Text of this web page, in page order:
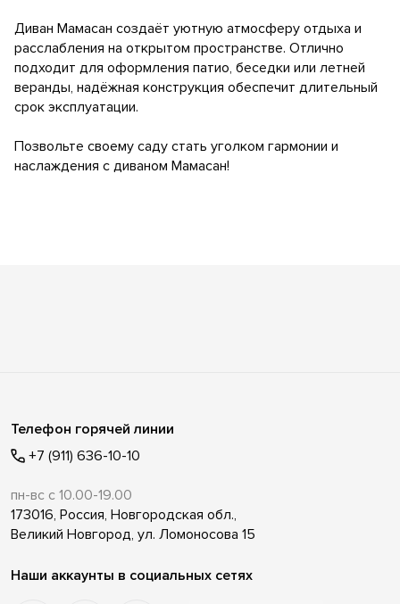
Диван Мамасан создаёт уютную атмосферу отдыха и
расслабления на открытом пространстве. Отлично
подходит для оформления патио, беседки или летней
веранды, надёжная конструкция обеспечит длительный
срок эксплуатации.
Позвольте своему саду стать уголком гармонии и
наслаждения с диваном Мамасан!
Телефон горячей линии
+7 (911) 636-10-10
пн-вс с 10.00-19.00
173016, Россия, Новгородская обл.,
Великий Новгород, ул. Ломоносова 15
Наши аккаунты в социальных сетях